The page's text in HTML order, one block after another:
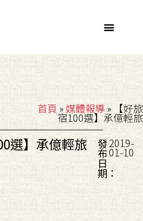
首頁»媒體報導»【好旅
宿100選】承億輕旅
選】承億輕旅 發
布
日
期：
2019-
01-10